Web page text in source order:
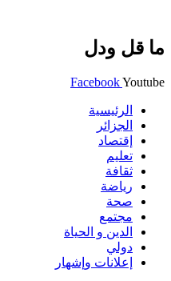
ما قل ودل
FacebookYoutube
الرئيسية
الجزائر
إقتصاد
تعليم
ثقافة
رياضة
صحة
مجتمع
الدين و الحياة
دولي
إعلانات وإشهار